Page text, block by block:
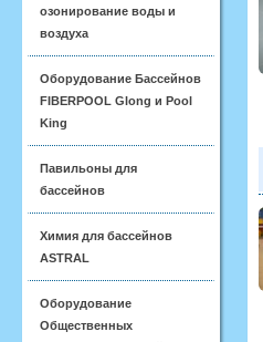
озонирование воды и
воздуха
Оборудование Бассейнов
FIBERPOOL Glong и Pool
King
Павильоны для
бассейнов
Химия для бассейнов
ASTRAL
Оборудование
Общественных